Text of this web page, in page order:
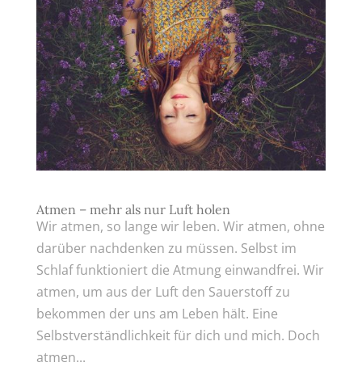
Atmen – mehr als nur Luft holen
Wir atmen, so lange wir leben. Wir atmen, ohne
darüber nachdenken zu müssen. Selbst im
Schlaf funktioniert die Atmung einwandfrei. Wir
atmen, um aus der Luft den Sauerstoff zu
bekommen der uns am Leben hält. Eine
Selbstverständlichkeit für dich und mich. Doch
atmen...